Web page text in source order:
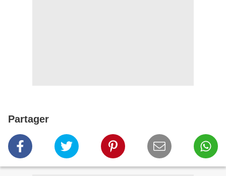
Partager